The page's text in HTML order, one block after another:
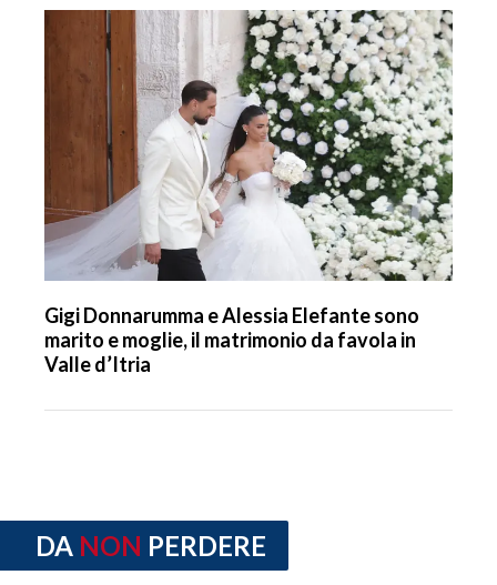
Gigi Donnarumma e Alessia Elefante sono
marito e moglie, il matrimonio da favola in
Valle d’Itria
DA NON PERDERE